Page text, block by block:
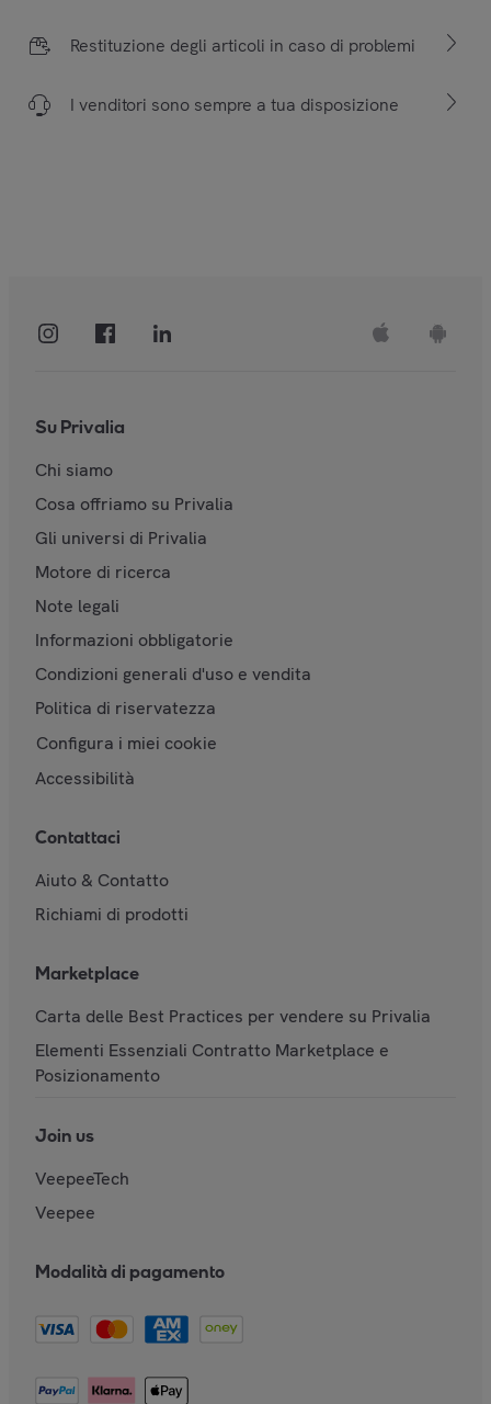
Restituzione degli articoli in caso di problemi
I venditori sono sempre a tua disposizione
Su Privalia
Chi siamo
Cosa offriamo su Privalia
Gli universi di Privalia
Motore di ricerca
Note legali
Informazioni obbligatorie
Condizioni generali d'uso e vendita
Politica di riservatezza
Configura i miei cookie
Accessibilità
Contattaci
Aiuto & Contatto
Richiami di prodotti
Marketplace
Carta delle Best Practices per vendere su Privalia
Elementi Essenziali Contratto Marketplace e
Posizionamento
Join us
VeepeeTech
Veepee
Modalità di pagamento